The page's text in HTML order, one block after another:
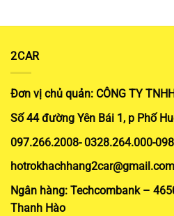
2CAR
Đơn vị chủ quản: CÔNG TY
Số 44 đường Yên Bái 1, p Phố
097.266.2008- 0328.264.000-
hotrokhachhang2car@gmail.com
Ngân hàng: Techcombank –
Thanh Hào